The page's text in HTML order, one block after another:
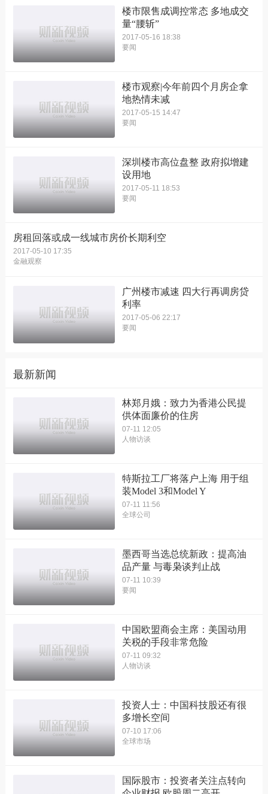
楼市限售成调控常态 多地成交
量“腰斩”
2017-05-16 18:38
要闻
楼市观察|今年前四个月房企拿
地热情未减
2017-05-15 14:47
要闻
深圳楼市高位盘整 政府拟增建
设用地
2017-05-11 18:53
要闻
房租回落或成一线城市房价长期利空
2017-05-10 17:35
金融观察
广州楼市减速 四大行再调房贷
利率
2017-05-06 22:17
要闻
最新新闻
林郑月娥：致力为香港公民提
供体面廉价的住房
07-11 12:05
人物访谈
特斯拉工厂将落户上海 用于组
装Model 3和Model Y
07-11 11:56
全球公司
墨西哥当选总统新政：提高油
品产量 与毒枭谈判止战
07-11 10:39
要闻
中国欧盟商会主席：美国动用
关税的手段非常危险
07-11 09:32
人物访谈
投资人士：中国科技股还有很
多增长空间
07-10 17:06
全球市场
国际股市：投资者关注点转向